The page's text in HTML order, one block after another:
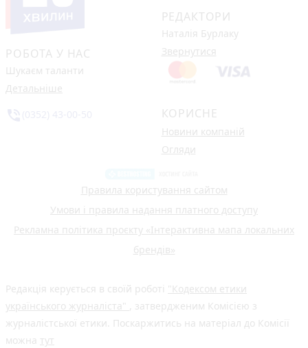
РОБОТА У НАС
Шукаєм таланти
Детальніше
РЕДАКТОРИ
Наталія Бурлаку
Звернутися
КОРИСНЕ
Новини компаній
Огляди
Правила користування сайтом
Умови і правила надання платного доступу
Рекламна політика проєкту «Інтерактивна мапа локальних
брендів»
Редакція керується в своїй роботі "Кодексом етики
українського журналіста" , затвердженим Комісією з
журналістської етики. Поскаржитись на матеріал до Комісії
можна тут